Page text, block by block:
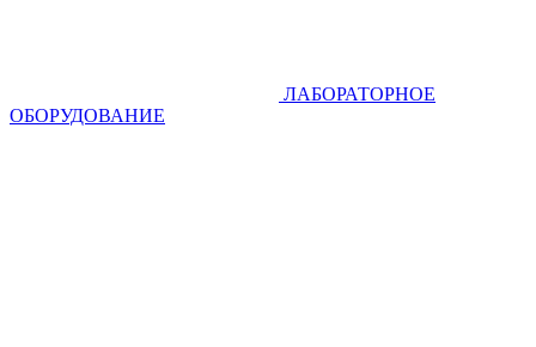
ЛАБОРАТОРНОЕ
ОБОРУДОВАНИЕ